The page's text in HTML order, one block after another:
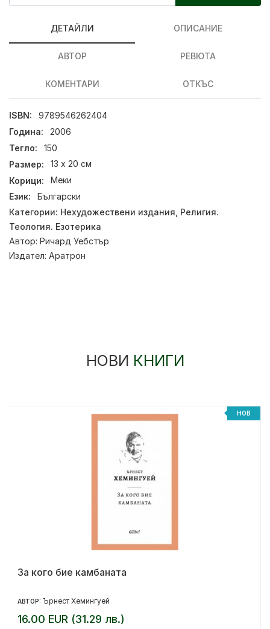
ДЕТАЙЛИ ОПИСАНИЕ
АВТОР РЕВЮТА
КОМЕНТАРИ ОТКЪС
ISBN:
9789546262404
Година:
2006
Тегло:
150
Размер:
13 х 20 см
Корици:
Меки
Език:
Български
Категории: Нехудожествени издания Религия.
Теология. Езотерика
Автор: Ричард Уебстър
Издател: Аратрон
НОВИ КНИГИ
НОВ
За кого бие камбаната
АВТОР: Ърнест Хемингуей
16.00 EUR (31.29 лв.)